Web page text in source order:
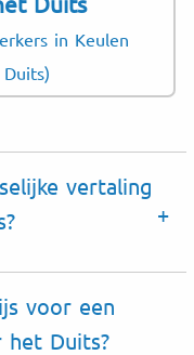
in Keulen
vertaling
voor een
het Duits?